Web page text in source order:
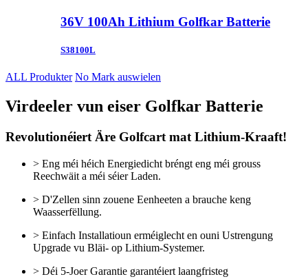
36V 100Ah Lithium Golfkar Batterie
S38100L
ALL Produkter No Mark auswielen
Virdeeler vun eiser Golfkar Batterie
Revolutionéiert Äre Golfcart mat Lithium-Kraaft!
> Eng méi héich Energiedicht bréngt eng méi grouss
Reechwäit a méi séier Laden.
> D'Zellen sinn zouene Eenheeten a brauche keng
Waasserfëllung.
> Einfach Installatioun erméiglecht en ouni Ustrengung
Upgrade vu Bläi- op Lithium-Systemer.
> Déi 5-Joer Garantie garantéiert laangfristeg